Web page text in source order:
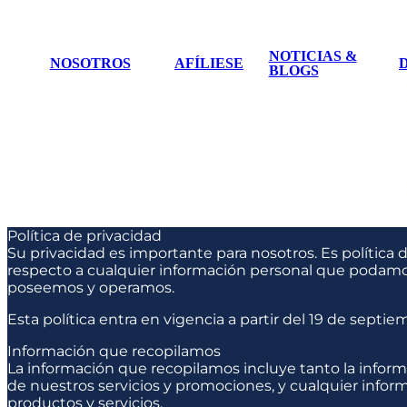
NOSOTROS AFÍLIESE
NOTICIAS &
BLOGS
Política de privacidad
Su privacidad es importante para nosotros. Es
respecto a cualquier información personal que
poseemos y operamos.
Esta política entra en vigencia a partir del 19 de
Información que recopilamos
La información que recopilamos incluye tanto la
de nuestros servicios y promociones, y cualquier
productos y servicios.